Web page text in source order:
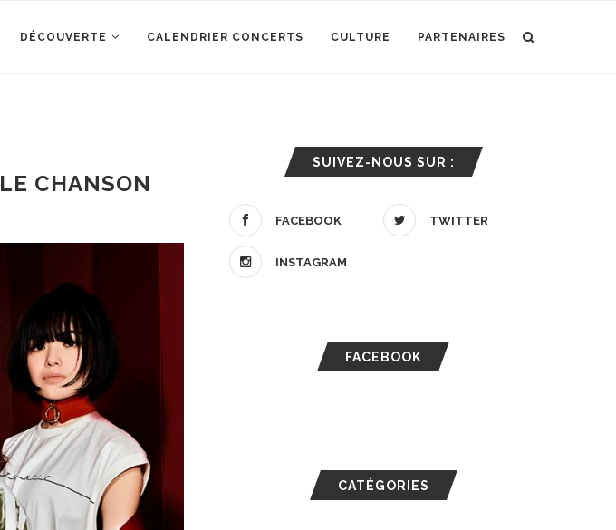
DÉCOUVERTE CALENDRIER CONCERTS CULTURE PARTENAIRES
CHANSON
SUIVEZ-NOUS SUR :
FACEBOOK TWITTER
INSTAGRAM
FACEBOOK
CATÉGORIES